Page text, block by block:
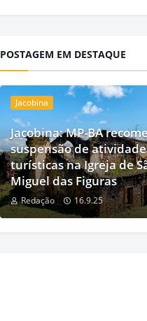
POSTAGEM EM DESTAQUE
Jacobina
Jacobina: MP-BA
suspensão de
turísticas na Igreja de
Miguel das Figuras
Redação 16.9.25